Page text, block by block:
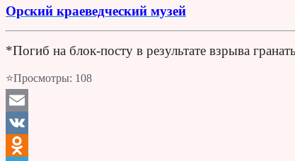
Орский краеведческий музей
*Погиб на блок-посту в результате взрыва
⭐Просмотры: 108
Email
VK